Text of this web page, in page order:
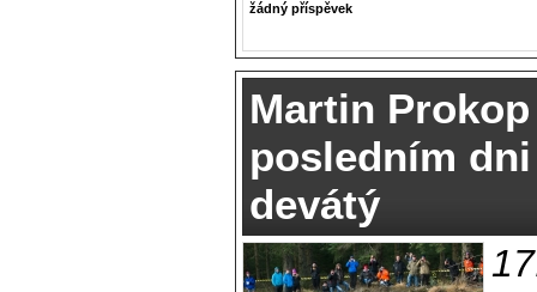
žádný příspěvek
Martin
posledním
devátý